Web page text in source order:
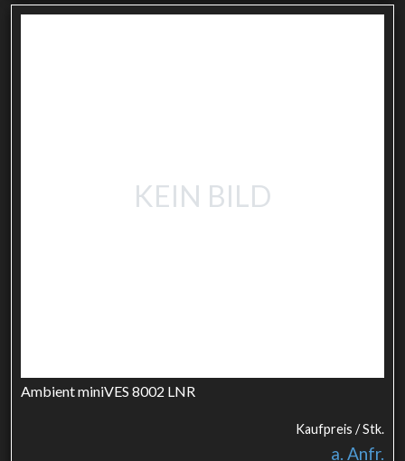
KEIN BILD
Ambient miniVES 8002 LNR
Kaufpreis / Stk.
a. Anfr.